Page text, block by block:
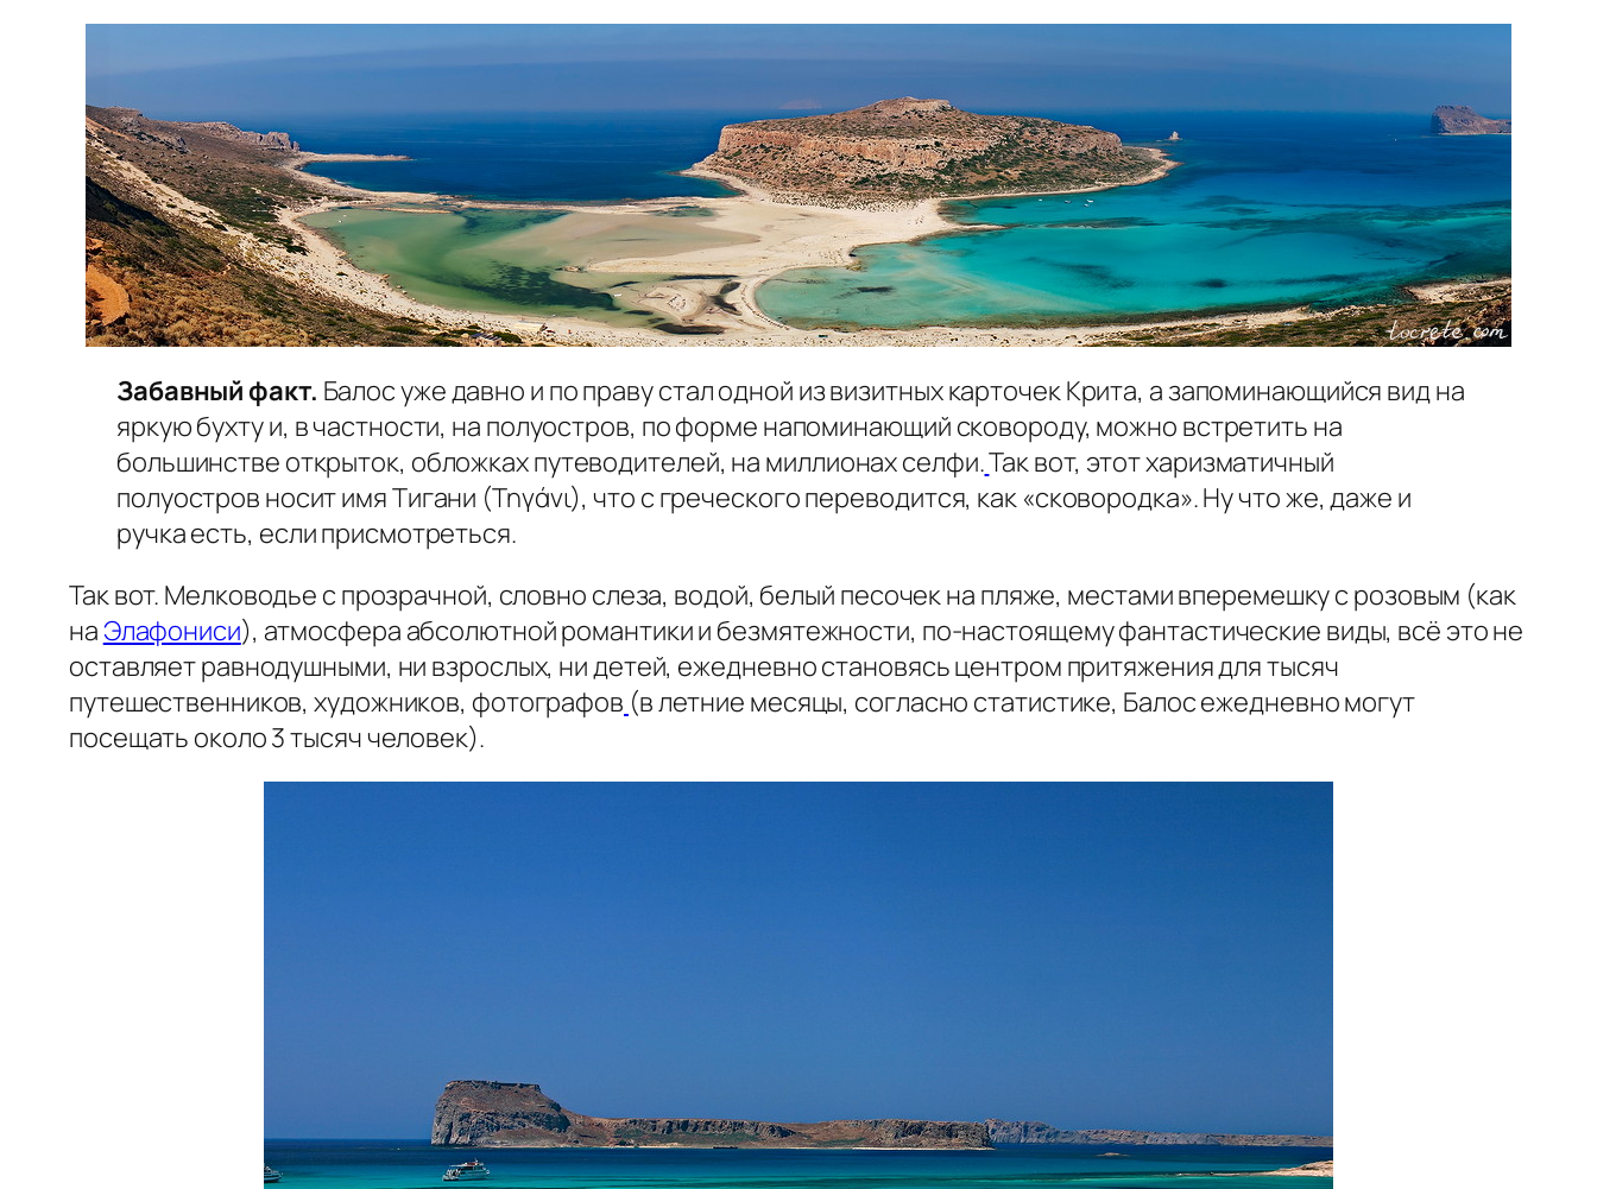
Забавный факт. Балос уже давно и по праву стал одной из визитных карточек Крита, а запоминающийся вид на
яркую бухту и, в частности, на полуостров, по форме напоминающий сковороду, можно встретить на
большинстве открыток, обложках путеводителей, на миллионах селфи.Так вот, этот харизматичный
полуостров носит имя Тигани (Τηγάνι), что с греческого переводится, как «сковородка». Ну что же, даже и
ручка есть, если присмотреться.
Так вот. Мелководье с прозрачной, словно слеза, водой, белый песочек на пляже, местами вперемешку с розовым (как
наЭлафониси), атмосфера абсолютной романтики и безмятежности, по-настоящему фантастические виды, всё это не
оставляет равнодушными, ни взрослых, ни детей, ежедневно становясь центром притяжения для тысяч
путешественников, художников, фотографов (в летние месяцы, согласно статистике, Балос ежедневно могут
посещать около 3 тысяч человек).